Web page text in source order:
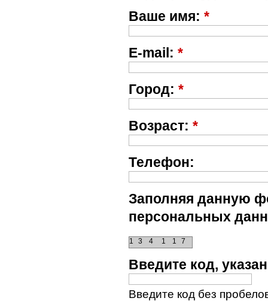
Ваше имя: *
E-mail: *
Город: *
Возраст: *
Телефон:
Заполняя данную
персональных
1
1
1 4
3 7
Введите код,
Введите код без